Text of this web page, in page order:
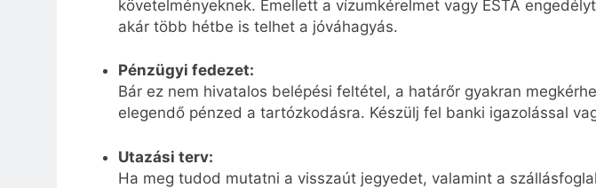
követelményeknek. Emellett a vízumkérelmet vagy ESTA
akár több hétbe is telhet a jóváhagyás.
Pénzügyi fedezet:
Bár ez nem hivatalos belépési feltétel, a határőr gyakran
elegendő pénzed a tartózkodásra. Készülj fel banki igazolással
Utazási terv:
Ha meg tudod mutatni a visszaút jegyedet, valamint a